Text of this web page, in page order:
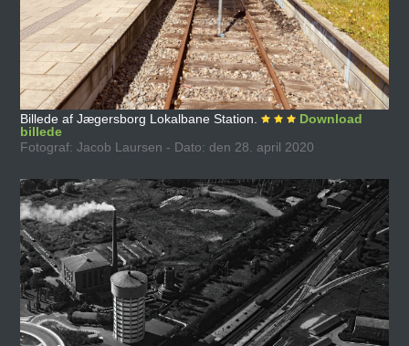
Billede af Jægersborg Lokalbane Station.
Download
billede
Fotograf: Jacob Laursen - Dato: den 28. april 2020